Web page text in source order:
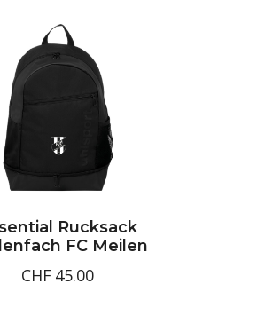
Rucksack
FC Meilen
CHF 45.00